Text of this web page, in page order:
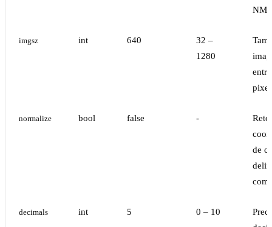
NMS
imgsz int 640
32 –
1280
normalize bool false -
de
decimals int 5 0 – 10